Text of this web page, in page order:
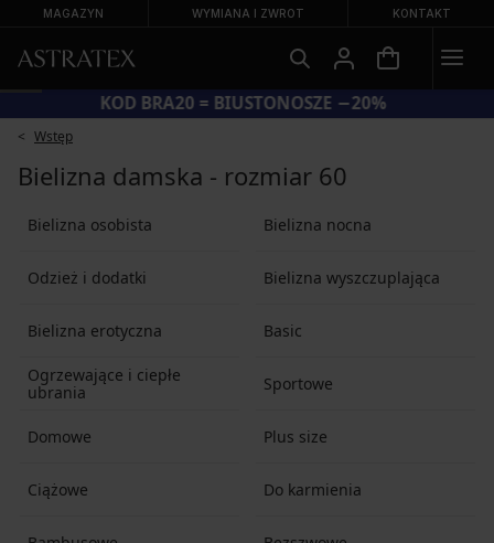
MAGAZYN WYMIANA I ZWROT KONTAKT
KOD BRA20 = BIUSTONOSZE −20%
Wstęp
Bielizna damska - rozmiar 60
Bielizna osobista Bielizna nocna
Odzież i dodatki Bielizna wyszczuplająca
Bielizna erotyczna Basic
Ogrzewające i ciepłe
ubrania
Sportowe
Domowe Plus size
Ciążowe Do karmienia